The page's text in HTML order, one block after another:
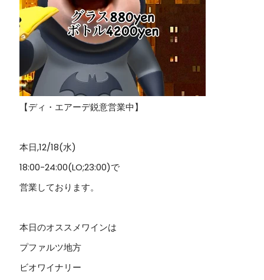
【ディ・エアーデ鋭意営業中】
本日,12/18(水)
18:00-24:00(LO;23:00)で
営業しております。
本日のオススメワインは
プファルツ地方
ビオワイナリー